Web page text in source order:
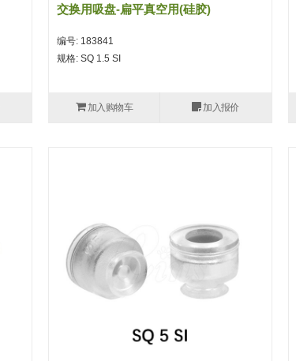
交换用吸盘-扁平真空用(硅胶)
编号: 183841
规格: SQ 1.5 SI
加入购物车 加入报价